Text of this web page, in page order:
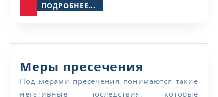
ПОДРОБНЕЕ...
Меры пресечения
Под мерами пресечения понимаются такие
негативные последствия, которые